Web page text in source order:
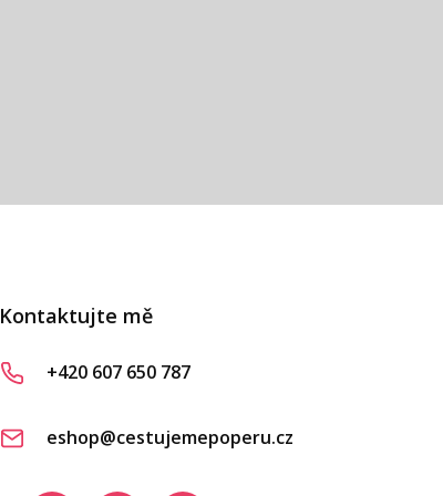
Kontaktujte mě
+420 607 650 787
eshop@cestujemepoperu.cz